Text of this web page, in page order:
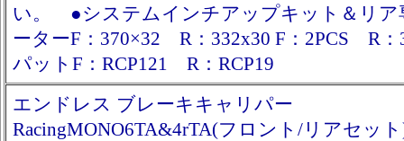
い。 ●システムインチアップキット＆リ
ーターF：370×32 R：332x30 F：2PCS R
パットF：RCP121 R：RCP19
エンドレス ブレーキキャリパー
RacingMONO6TA&4rTA(フロント/リアセッ